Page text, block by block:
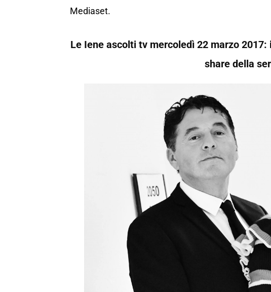
Mediaset.
Le Iene ascolti tv mercoledì 22 marzo
share della